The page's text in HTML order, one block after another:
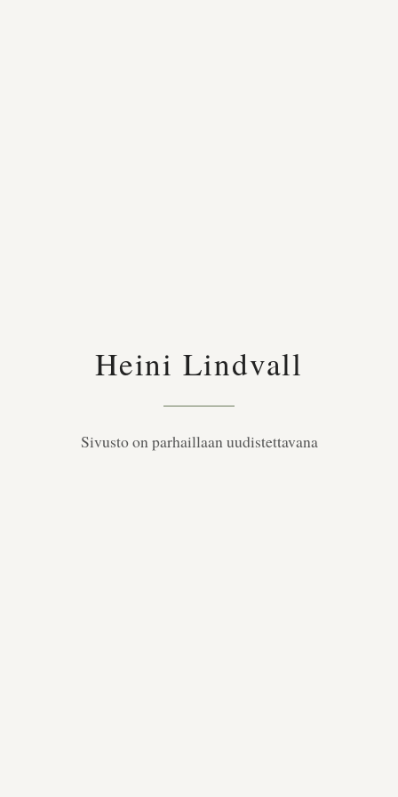
Heini Lindvall
Sivusto on parhaillaan uudistettavana